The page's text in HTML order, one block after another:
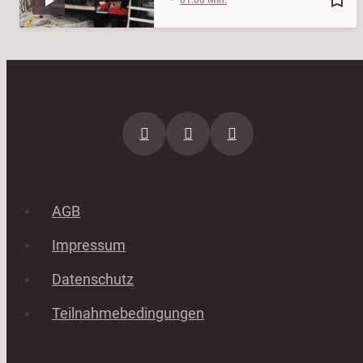
AGB
Impressum
Datenschutz
Teilnahmebedingungen